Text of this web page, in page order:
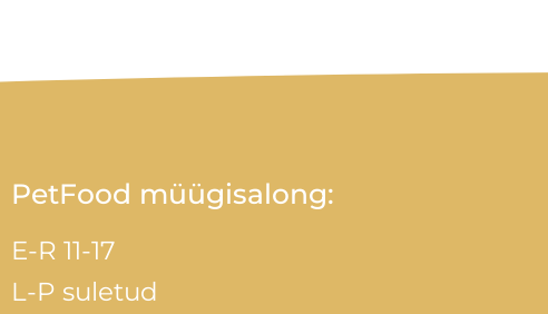
PetFood müügisalong:
E-R 11-17
L-P suletud